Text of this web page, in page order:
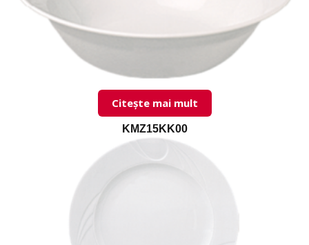
KMZ15KK00
Citește mai mult